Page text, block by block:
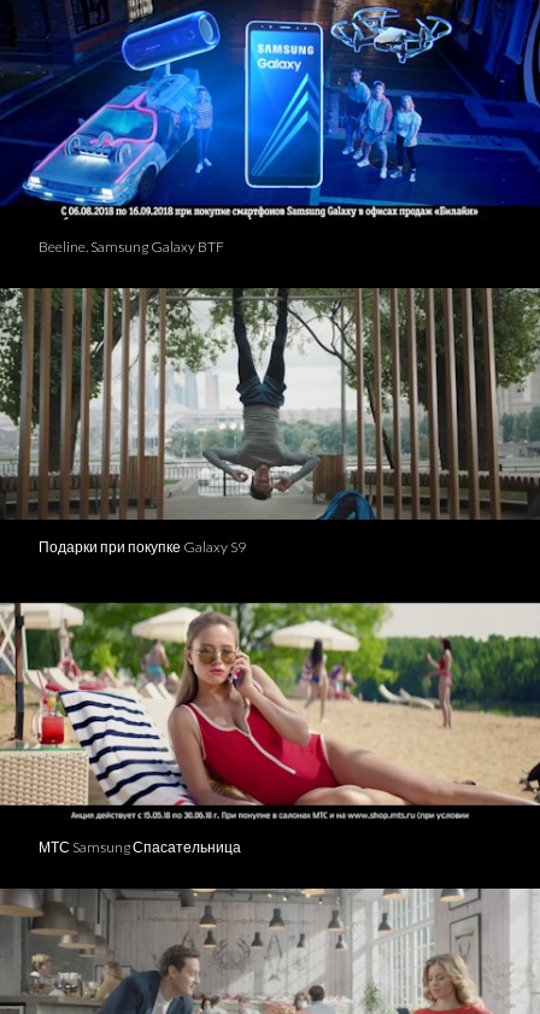
Beeline. Samsung Galaxy BTF
Подарки при покупке Galaxy S9
МТС Samsung Спасательница